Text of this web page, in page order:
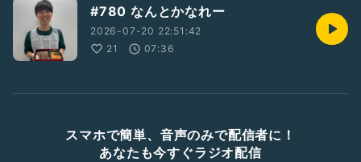
#780 なんとかなれー
2026-07-20 22:51:42
21
07:36
スマホで簡単、音声のみで配信者に！
あなたも今すぐラジオ配信